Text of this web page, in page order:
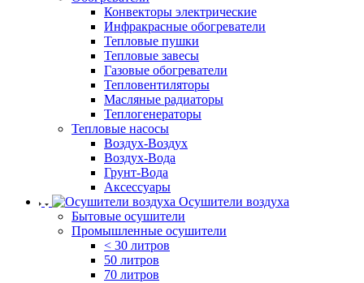
Конвекторы электрические
Инфракрасные обогреватели
Тепловые пушки
Тепловые завесы
Газовые обогреватели
Тепловентиляторы
Масляные радиаторы
Теплогенераторы
Тепловые насосы
Воздух-Воздух
Воздух-Вода
Грунт-Вода
Аксессуары
Осушители воздуха
Бытовые осушители
Промышленные осушители
< 30 литров
50 литров
70 литров